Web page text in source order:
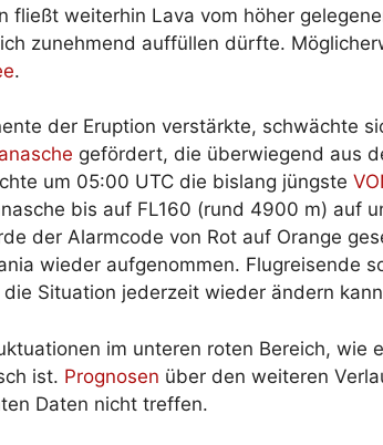
fließt weiterhin Lava vom höher
zunehmend auffüllen dürfte.
.
der Eruption verstärkte, schwächte
gefördert, die überwiegend aus
um 05:00 UTC die bislang jüngste
bis auf FL160 (rund 4900 m) auf
der Alarmcode von Rot auf Orange
wieder aufgenommen. Flugreisende
Situation jederzeit wieder ändern
im unteren roten Bereich, wie
ist. Prognosen über den weiteren
Daten nicht treffen.